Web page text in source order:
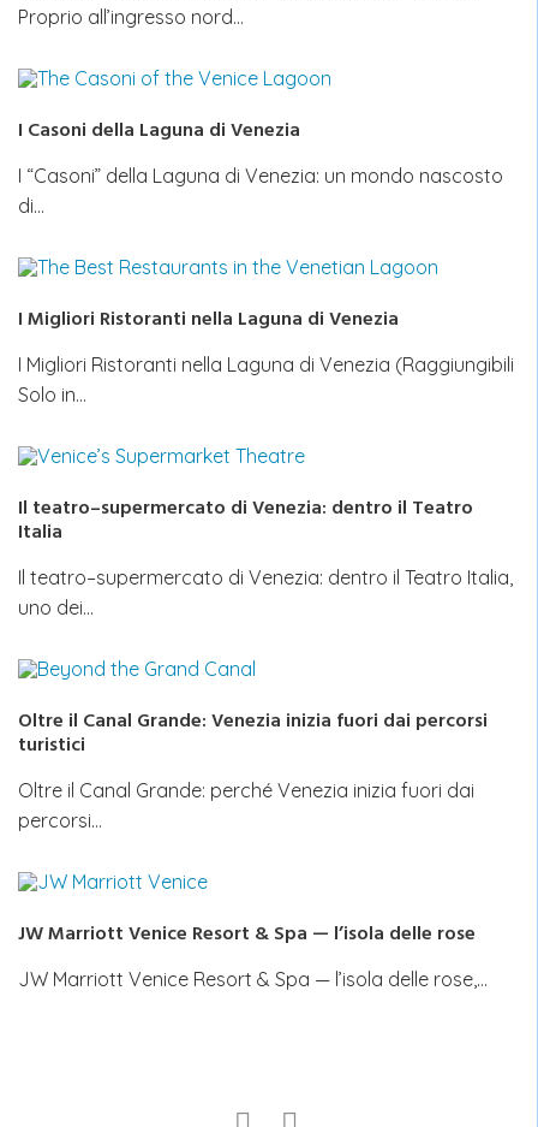
Proprio all’ingresso nord…
I Casoni della Laguna di Venezia
I “Casoni” della Laguna di Venezia: un mondo nascosto
di…
I Migliori Ristoranti nella Laguna di Venezia
I Migliori Ristoranti nella Laguna di Venezia (Raggiungibili
Solo in…
Il teatro–supermercato di Venezia: dentro il Teatro
Italia
Il teatro–supermercato di Venezia: dentro il Teatro Italia,
uno dei…
Oltre il Canal Grande: Venezia inizia fuori dai percorsi
turistici
Oltre il Canal Grande: perché Venezia inizia fuori dai
percorsi…
JW Marriott Venice Resort & Spa — l’isola delle rose
JW Marriott Venice Resort & Spa — l’isola delle rose,…